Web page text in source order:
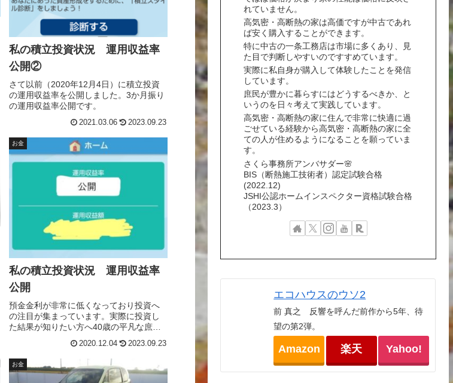
私の積立投資状況 運用収益率
公開②
さて以前（2020年12月4日）に積立投資
の運用収益率を公開しました。3か月振り
の運用収益率公開です。
2021.03.06 2023.09.23
お金
私の積立投資状況 運用収益率
公開
預金金利が非常に低くなっており投資へ
の注目が集まっています。実際に投資し
た結果が知りたい方へ40歳の平凡な庶民
た収益率を公開します。
2020.12.04 2023.09.23
お金
れていません。
高気密・高断熱の家は高価ですが中古であれ
ば安く購入することができます。
特に中古の一条工務店は市場に多くあり、見
た目で判断しやすいのですすめています。
実際に私自身が購入して体験したことを発信
しています。
庶民が豊かに暮らすにはどうするべきか、と
いうのを日々考えて実践しています。
高気密・高断熱の家に住んで非常に快適に過
ごせている経験から高気密・高断熱の家に全
ての人が住めるようになることを願っていま
す。
さくら事務所アンバサダー🌸
BIS（断熱施工技術者）認定試験合格
(2022.12)
JSHI公認ホームインスペクター資格試験合格
（2023.3）
エコハウスのウソ2
前 真之 反響を呼んだ前作から5年、待
望の第2弾。
Amazon 楽天 Yahoo!